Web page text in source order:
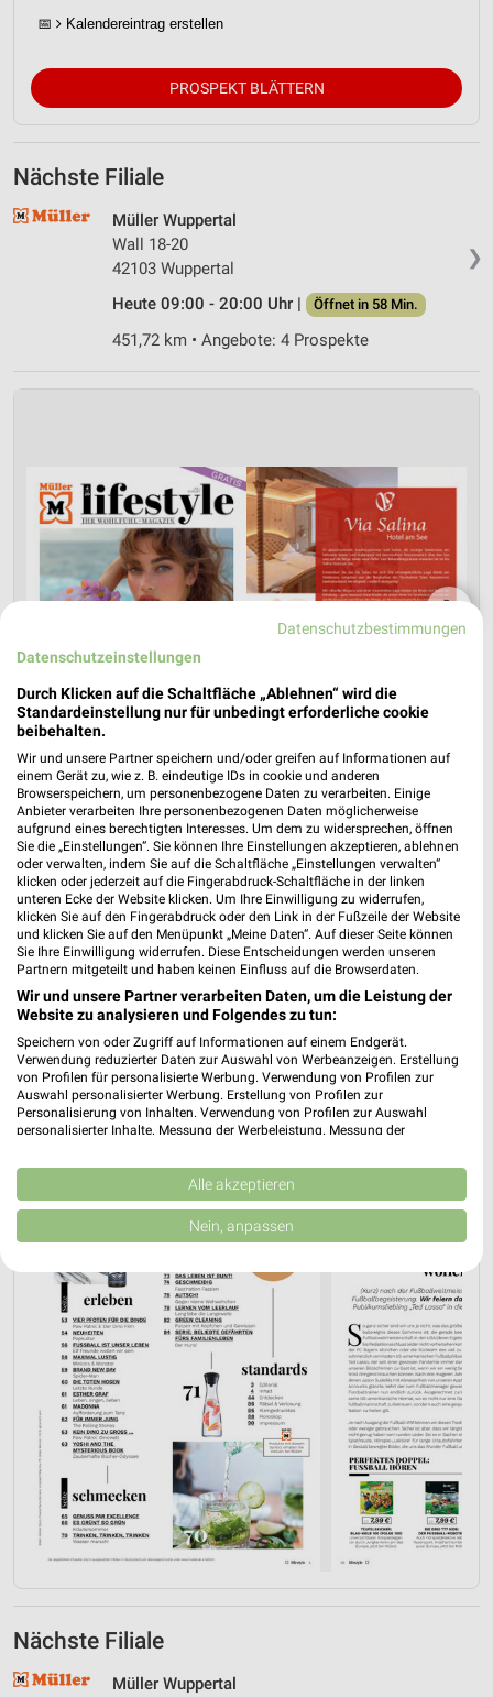
📅 Kalendereintrag erstellen
PROSPEKT BLÄTTERN
Nächste Filiale
❯
Müller Wuppertal
Wall 18-20
42103 Wuppertal
Heute 09:00 - 20:00 Uhr |
Öffnet in 58 Min.
451,72 km • Angebote: 4 Prospekte
❯
Müller Prospekt für Velbert ab Mi. den
01.07.
lifestyle Magazin
Gültig von 01. Jul. bis 31. Aug.
Kalendereintrag erstellen
PROSPEKT BLÄTTERN
Nächste Filiale
Müller Wuppertal
Datenschutzbestimmungen
Datenschutzeinstellungen
Durch Klicken auf die Schaltfläche „Ablehnen“ wird die
Standardeinstellung nur für unbedingt erforderliche cookie
beibehalten.
Wir und unsere Partner speichern und/oder greifen auf Informationen auf
einem Gerät zu, wie z. B. eindeutige IDs in cookie und anderen
Browserspeichern, um personenbezogene Daten zu verarbeiten. Einige
Anbieter verarbeiten Ihre personenbezogenen Daten möglicherweise
aufgrund eines berechtigten Interesses. Um dem zu widersprechen, öffnen
Sie die „Einstellungen“. Sie können Ihre Einstellungen akzeptieren, ablehnen
oder verwalten, indem Sie auf die Schaltfläche „Einstellungen verwalten“
klicken oder jederzeit auf die Fingerabdruck-Schaltfläche in der linken
unteren Ecke der Website klicken. Um Ihre Einwilligung zu widerrufen,
klicken Sie auf den Fingerabdruck oder den Link in der Fußzeile der Website
und klicken Sie auf den Menüpunkt „Meine Daten“. Auf dieser Seite können
Sie Ihre Einwilligung widerrufen. Diese Entscheidungen werden unseren
Partnern mitgeteilt und haben keinen Einfluss auf die Browserdaten.
Wir und unsere Partner verarbeiten Daten, um die Leistung der
Website zu analysieren und Folgendes zu tun:
Speichern von oder Zugriff auf Informationen auf einem Endgerät.
Verwendung reduzierter Daten zur Auswahl von Werbeanzeigen. Erstellung
von Profilen für personalisierte Werbung. Verwendung von Profilen zur
Auswahl personalisierter Werbung. Erstellung von Profilen zur
Personalisierung von Inhalten. Verwendung von Profilen zur Auswahl
personalisierter Inhalte. Messung der Werbeleistung. Messung der
Kombinationen von Daten aus verschiedenen Quellen. Entwicklung und
Verbesserung der Angebote. Verwendung reduzierter Daten zur Auswahl
von Inhalten.
Daten können außerhalb der Europäischen Union weitergegeben und in die
USA gesendet werden.
Website/App.
Partnerliste anzeigen (1 IAB-Anbieter)
Wir nutzen Ihre Daten für folgende Zwecke:
IAB-Verarbeitungszwecke:
Speichern von oder Zugriff auf Informationen
auf einem Endgerät
Verwendung reduzierter Daten zur Auswahl von
Werbeanzeigen
Erstellung von Profilen für personalisierte
Werbung
Erstellung von Profilen zur Personalisierung
von Inhalten
Alle akzeptieren
Nein, anpassen